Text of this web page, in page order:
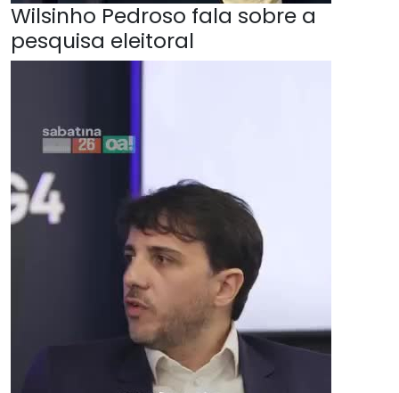
Wilsinho Pedroso fala sobre a
pesquisa eleitoral